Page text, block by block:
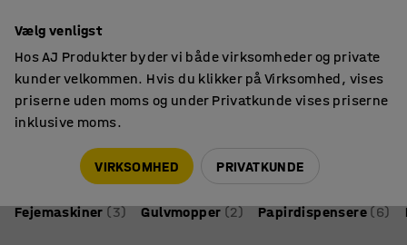
Rengøringsudstyr
Fejemaskiner(3) Gulvmopper(2) Papirdispensere(6)
Vælg venligst
Hos AJ Produkter byder vi både virksomheder og private
kunder velkommen. Hvis du klikker på Virksomhed, vises
priserne uden moms og under Privatkunde vises priserne
inklusive moms.
VIRKSOMHED PRIVATKUNDE